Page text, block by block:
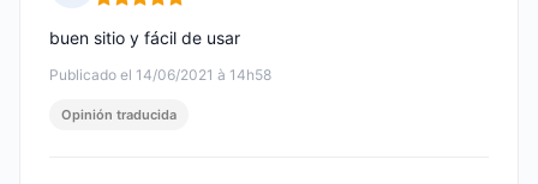
Nota: 5 de 5
Publicado el 14/06/2021 à 14h58
buen sitio y fácil de usar
Opinión traducida